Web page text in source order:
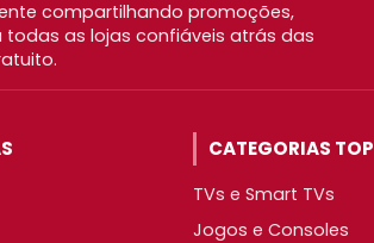
compartilhando promoções,
as lojas confiáveis atrás das
CATEGORIAS TOP
TVs e Smart TVs
Jogos e Consoles